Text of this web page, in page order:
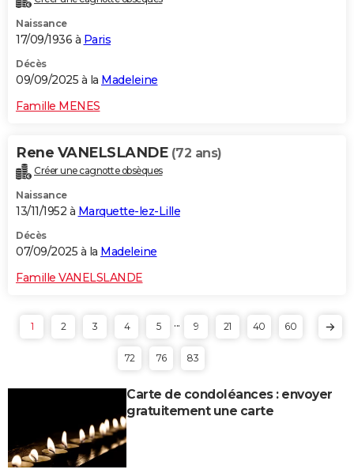
Naissance
17/09/1936 à Paris
Décès
09/09/2025 à la Madeleine
Famille MENES
Rene VANELSLANDE (72 ans)
Créer une cagnotte obsèques
Naissance
13/11/1952 à Marquette-lez-Lille
Décès
07/09/2025 à la Madeleine
Famille VANELSLANDE
1 2 3 4 5 ... 9 21 40 60
72 76 83
Carte de condoléances : envoyer
gratuitement une carte